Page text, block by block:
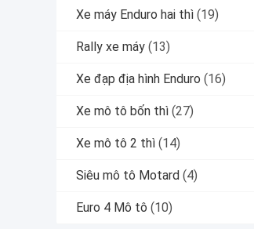
Xe máy Enduro hai thì (19)
Rally xe máy (13)
Xe đạp địa hình Enduro (16)
Xe mô tô bốn thì (27)
Xe mô tô 2 thì (14)
Siêu mô tô Motard (4)
Euro 4 Mô tô (10)